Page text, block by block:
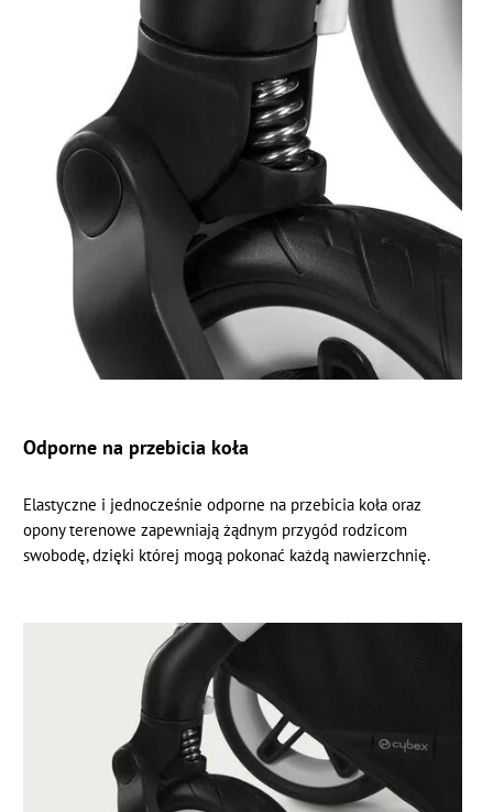
Odporne na przebicia koła
Elastyczne i jednocześnie odporne na przebicia koła oraz
opony terenowe zapewniają żądnym przygód rodzicom
swobodę, dzięki której mogą pokonać każdą nawierzchnię.